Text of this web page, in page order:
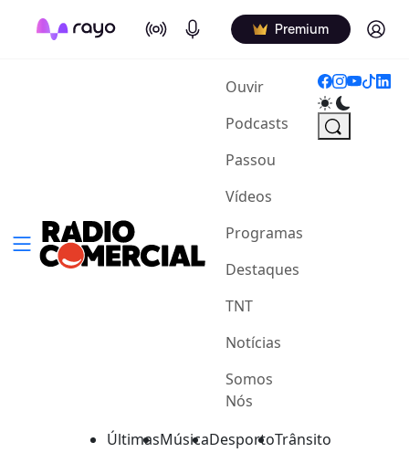
On Air Podcasts Premium Log in
Ouvir(current)
Podcasts
Passou
Vídeos
Programas
Destaques
TNT
Notícias
Somos
Nós
ÚltimasMúsicaDesportoTrânsito